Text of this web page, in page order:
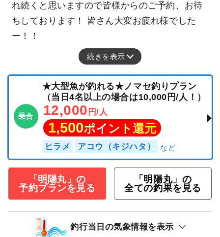
れ続くと思いますので皆様からのご予約、お待
ちしております！ 皆さん大変お疲れ様でした
ー！！
続きを表示
乗合
★大型魚が釣れる★ノマセ釣りプラン
（当日4名以上の場合は10,000円/人！）
12,000 円/人
1,500ポイント還元
ヒラメ アコウ（キジハタ）
「明陽丸」の
予約プランを見る
「明陽丸」の
全ての釣果を見る
釣行当日の気象情報を表示